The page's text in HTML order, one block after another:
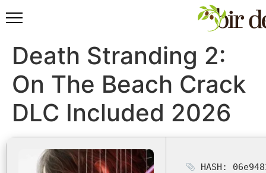
Death Stranding 2:
On The Beach Crack
DLC Included 2026
HASH: